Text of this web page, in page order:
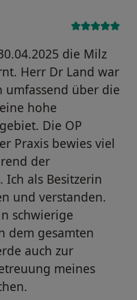
die Milz
Herr Dr Land war
umfassend über die
hohe
Die OP
Praxis bewies viel
der
Ich als Besitzerin
und verstanden.
schwierige
dem gesamten
auch zur
meines